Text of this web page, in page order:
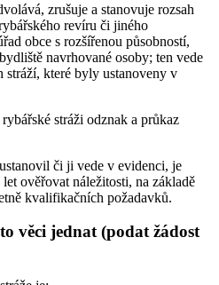
zrušuje a stanovuje rozsah
revíru či jiného
obce s rozšířenou působností,
navrhované osoby; ten vede
stráží, které byly ustanoveny v
stráži odznak a průkaz
či ji vede v evidenci, je
ověřovat náležitosti, na základě
kvalifikačních požadavků.
věci jednat (podat žádost